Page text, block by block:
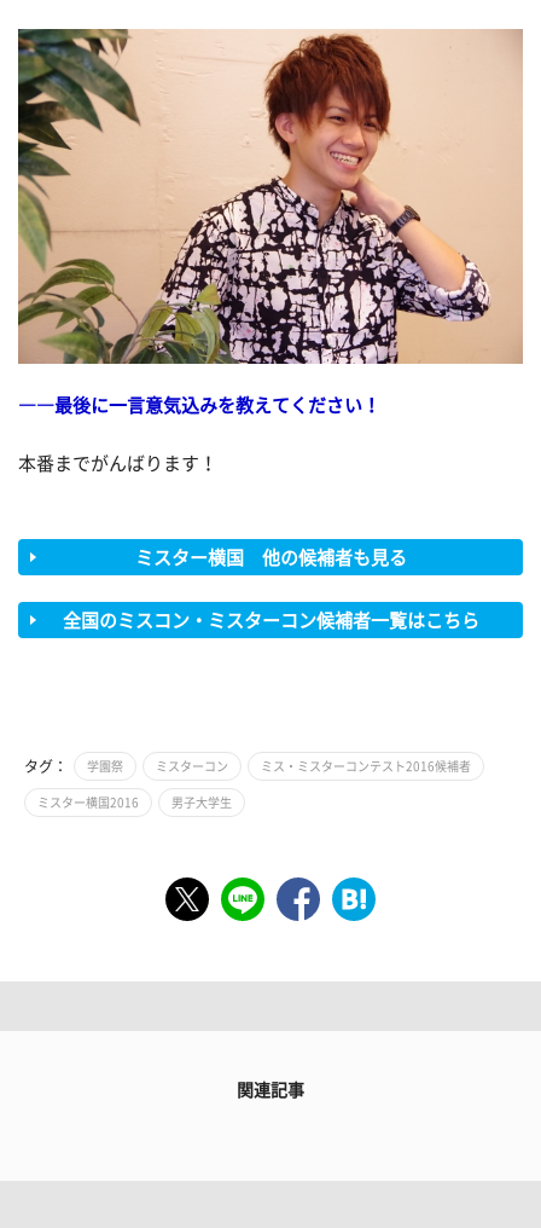
――最後に一言意気込みを教えてください！
本番までがんばります！
ミスター横国 他の候補者も見る
全国のミスコン・ミスターコン候補者一覧はこちら
タグ： 学園祭 ミスターコン ミス・ミスターコンテスト2016候補者
ミスター横国2016 男子大学生
関連記事